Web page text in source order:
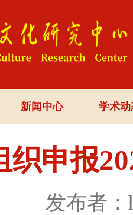
新闻中心 学术动
织申报
发布者：